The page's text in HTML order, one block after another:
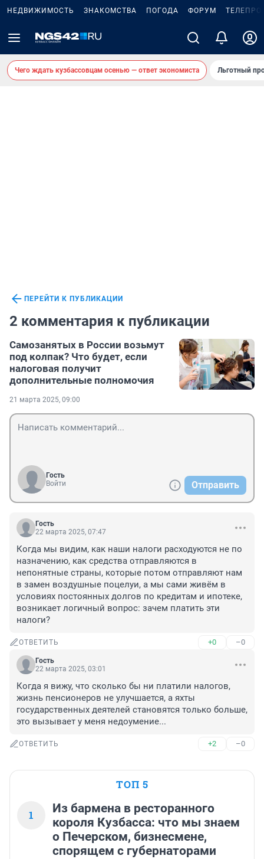
НЕДВИЖИМОСТЬ ЗНАКОМСТВА ПОГОДА ФОРУМ
Чего ждать кузбассовцам осенью — ответ экономиста Льготный
ПЕРЕЙТИ К ПУБЛИКАЦИИ
2 комментария к публикации
Самозанятых в России возьмут
под колпак? Что будет, если
налоговая получит
дополнительные полномочия
21 марта 2025, 09:00
Гость
Войти
Отправить
Гость
22 марта 2025, 07:47
Когда мы видим, как наши налоги расходуются не по
назначению, как средства отправляются в
непонятные страны, которые потом отправляют нам
в замен воздушные поцелуи, а мы сами живём в
условиях постоянных долгов по кредитам и ипотеке,
возникает логичный вопрос: зачем платить эти
налоги?
ОТВЕТИТЬ +0 –0
Гость
22 марта 2025, 03:01
Когда я вижу, что сколько бы ни платили налогов,
жизнь пенсионеров не улучшается, а яхты
государственных деятелей становятся только больше,
это вызывает у меня недоумение...
ОТВЕТИТЬ +2 –0
ТОП 5
1
Из бармена в ресторанного
короля Кузбасса: что мы знаем
о Печерском, бизнесмене,
спорящем с губернаторами